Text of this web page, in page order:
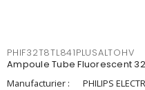
PHIF32T8TL841PLUSALTOHV
Ampoule Tube Fluorescent 32
Manufacturier :
PHILIPS